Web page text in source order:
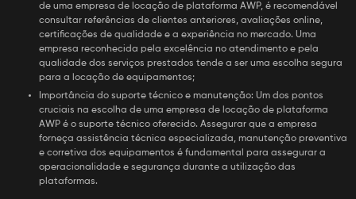
de uma empresa de locação de plataforma AWP, é recomendável
consultar referências de clientes anteriores, avaliações online,
certificações de qualidade e a experiência no mercado. Uma
empresa reconhecida pela excelência no atendimento e pela
qualidade dos serviços prestados tende a ser uma escolha segura
para a locação de equipamentos;
cruciais na escolha de uma empresa de locação de plataforma
AWP é o suporte técnico oferecido. Assegurar que a empresa
forneça assistência técnica especializada, manutenção preventiva
e corretiva dos equipamentos é fundamental para assegurar a
operacionalidade e segurança durante a utilização das
plataformas.